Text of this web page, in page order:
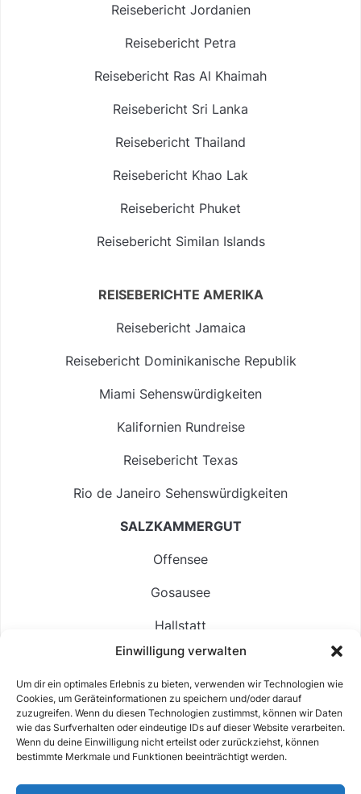
Einwilligung verwalten
Um dir ein optimales Erlebnis zu bieten, verwenden wir Technologien wie
Cookies, um Geräteinformationen zu speichern und/oder darauf
zuzugreifen. Wenn du diesen Technologien zustimmst, können wir Daten
wie das Surfverhalten oder eindeutige IDs auf dieser Website verarbeiten.
Wenn du deine Einwilligung nicht erteilst oder zurückziehst, können
bestimmte Merkmale und Funktionen beeinträchtigt werden.
Reisebericht Jordanien
Reisebericht Petra
Reisebericht Ras Al Khaimah
Reisebericht Sri Lanka
Reisebericht Thailand
Reisebericht Khao Lak
Reisebericht Phuket
Reisebericht Similan Islands
REISEBERICHTE AMERIKA
Reisebericht Jamaica
Reisebericht Dominikanische Republik
Miami Sehenswürdigkeiten
Kalifornien Rundreise
Reisebericht Texas
Rio de Janeiro Sehenswürdigkeiten
SALZKAMMERGUT
Offensee
Gosausee
Hallstatt
Langbathsee
Altausseer See
Hintersee